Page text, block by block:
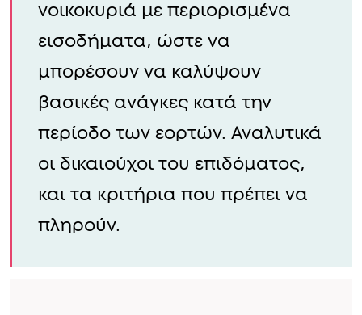
νοικοκυριά με περιορισμένα
εισοδήματα, ώστε να
μπορέσουν να καλύψουν
βασικές ανάγκες κατά την
περίοδο των εορτών. Αναλυτικά
οι δικαιούχοι του επιδόματος,
και τα κριτήρια που πρέπει να
πληρούν.